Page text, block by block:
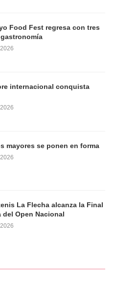
Food Fest regresa con tres
internacional conquista
mayores se ponen en forma
La Flecha alcanza la Final
del Open Nacional